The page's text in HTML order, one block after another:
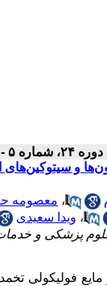
دوره ۲۴، شماره ۵ - ( ماهنامه مرداد ۱۳۹۲ )
، معصومه
، ویدا سعیدی
پزشکی و
فولیکولی